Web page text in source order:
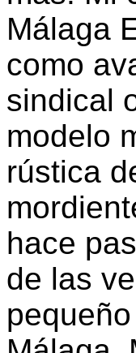
Málaga
como
sindical
modelo
rústica
hace
de las